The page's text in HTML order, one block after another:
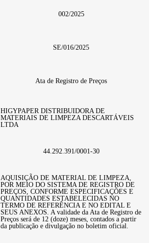
002/2025
SE/016/2025
Ata de Registro de Preços
HIGYPAPER DISTRIBUIDORA DE
MATERIAIS DE LIMPEZA DESCARTÁVEIS
LTDA
44.292.391/0001-30
AQUISIÇÃO DE MATERIAL DE LIMPEZA,
POR MEIO DO SISTEMA DE REGISTRO DE
PREÇOS, CONFORME ESPECIFICAÇÕES E
QUANTIDADES ESTABELECIDAS NO
TERMO DE REFERÊNCIA E NO EDITAL E
SEUS ANEXOS. A validade da Ata de Registro de
Preços será de 12 (doze) meses, contados a partir
da publicação e divulgação no boletim oficial.